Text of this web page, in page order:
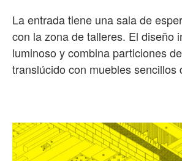
La entrada tiene una sala de
con la zona de talleres. El diseño
luminoso y combina particiones
translúcido con muebles sencillos